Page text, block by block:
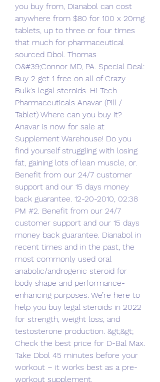
you buy from, Dianabol can cost
anywhere from $80 for 100 x 20mg
tablets, up to three or four times
that much for pharmaceutical
sourced Dbol. Thomas
O&#39;Connor MD, PA. Special Deal:
Buy 2 get 1 free on all of Crazy
Bulk’s legal steroids. Hi-Tech
Pharmaceuticals Anavar (Pill /
Tablet) Where can you buy it?
Anavar is now for sale at
Supplement Warehouse! Do you
find yourself struggling with losing
fat, gaining lots of lean muscle, or.
Benefit from our 24/7 customer
support and our 15 days money
back guarantee. 12-20-2010, 02:38
PM #2. Benefit from our 24/7
customer support and our 15 days
money back guarantee. Dianabol in
recent times and in the past, the
most commonly used oral
anabolic/androgenic steroid for
body shape and performance-
enhancing purposes. We’re here to
help you buy legal steroids in 2022
for strength, weight loss, and
testosterone production. &gt;&gt;
Check the best price for D-Bal Max.
Take Dbol 45 minutes before your
workout – it works best as a pre-
workout supplement.